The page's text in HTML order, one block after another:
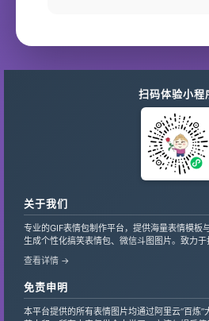
扫码体验小程
关于我们
专业的GIF表情包制作平台，提供海量表情模板
生成个性化搞笑表情包、微信斗图图片。致力
服务，支持自定义文字、贴纸，让创意轻松变现。
查看详情 →
免责申明
本平台提供的所有表情图片均通过阿里云“百炼